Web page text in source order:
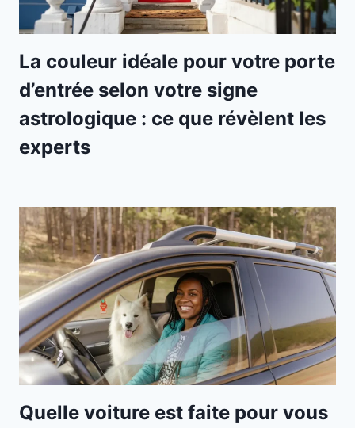
La couleur idéale pour votre porte
d’entrée selon votre signe
astrologique : ce que révèlent les
experts
Quelle voiture est faite pour vous